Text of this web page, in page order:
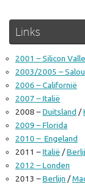
Links
2001 – Silicon
2003/2005 – Salou
2006 – Californië
2007 – Italië
2008 –Duitsland /
2009 – Florida
2010 – Engeland
2011 –Italië /
2012 – Londen
2013 –Berlijn /